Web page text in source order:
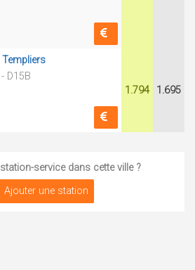
D15B
1.794 1.695
station-service dans cette ville ?
Ajouter une station